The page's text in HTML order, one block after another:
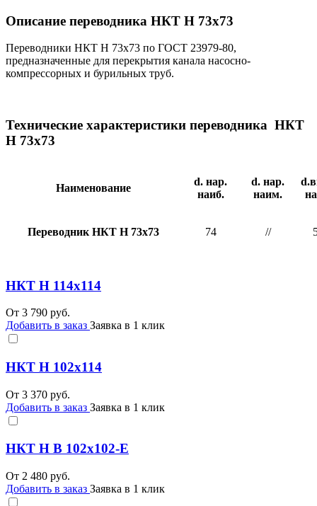
Описание переводника НКТ Н 73х73
Переводники НКТ Н 73х73 по ГОСТ 23979-80,
предназначенные для перекрытия канала насосно-
компрессорных и бурильных труб.
Технические характеристики переводника НКТ
Н 73х73
Наименование
d. нар.
наиб.
d. нар.
наим.
Переводник НКТ Н 73х73 74 //
НКТ Н 114х114
От 3 790 руб.
Добавить в заказ Заявка в 1 клик
НКТ Н 102х114
От 3 370 руб.
Добавить в заказ Заявка в 1 клик
НКТ Н В 102х102-Е
От 2 480 руб.
Добавить в заказ Заявка в 1 клик